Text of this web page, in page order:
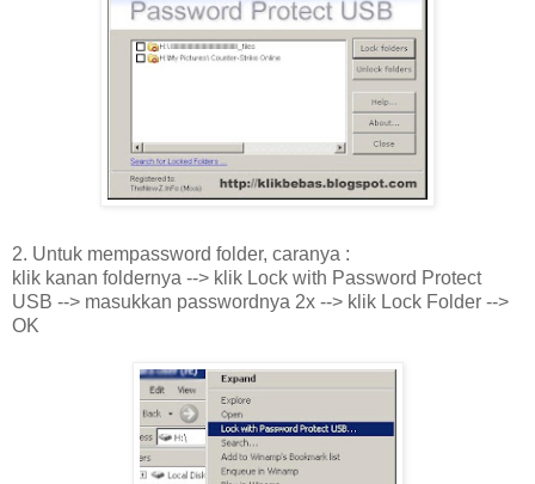
2. Untuk mempassword folder, caranya :
klik kanan foldernya --> klik Lock with Password Protect
USB --> masukkan passwordnya 2x --> klik Lock Folder -->
OK